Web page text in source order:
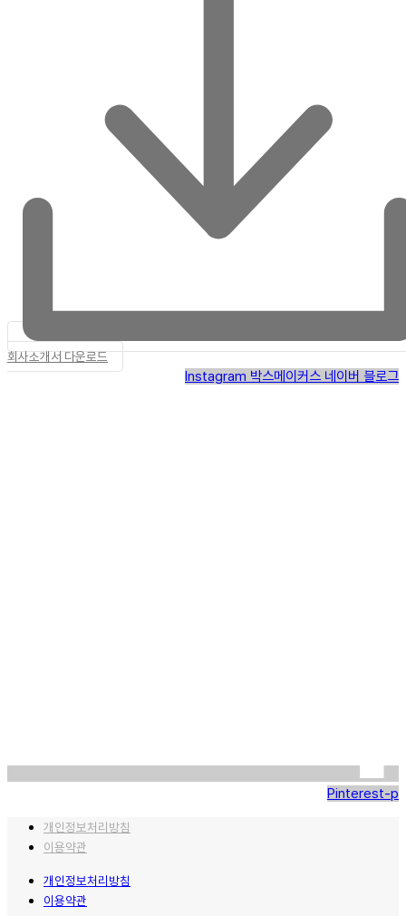
회사소개서 다운로드
Instagram 박스메이커스 네이버 블로그
Pinterest-p
개인정보처리방침
이용약관
개인정보처리방침
이용약관